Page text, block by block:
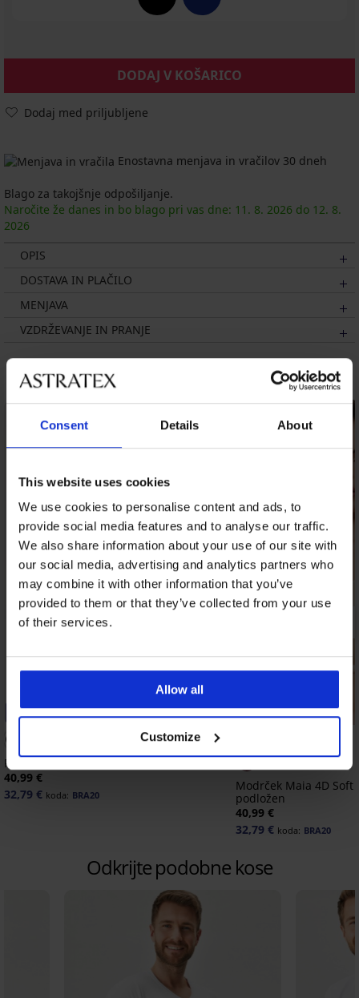
Consent Details About
This website uses cookies
We use cookies to personalise content and ads, to
provide social media features and to analyse our traffic.
We also share information about your use of our site with
our social media, advertising and analytics partners who
may combine it with other information that you’ve
provided to them or that they’ve collected from your use
of their services.
Allow all
Customize
DODAJ V KOŠARICO
Dodaj med priljubljene
Enostavna menjava in vračilov 30 dneh
Blago za takojšnje odpošiljanje.
Naročite že danes in bo blago pri vas dne: 11. 8. 2026 do 12. 8.
2026
OPIS
DOSTAVA IN PLAČILO
MENJAVA
VZDRŽEVANJE IN PRANJE
Morda vam bo všeč
-20% BRA20
Podložen gladilen modrček Violeta
40,99 €
32,79 € koda: BRA20
-20% BRA20
Modrček Maia 4D Soft
podložen
40,99 €
32,79 € koda: BRA20
Odkrijte podobne kose